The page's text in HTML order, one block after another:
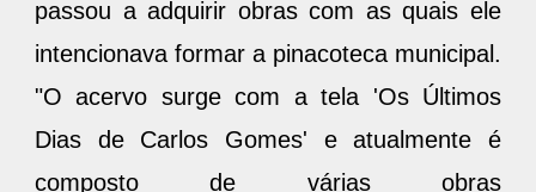
passou a adquirir obras com as quais ele
intencionava formar a pinacoteca municipal.
"O acervo surge com a tela 'Os Últimos
Dias de Carlos Gomes' e atualmente é
composto de várias obras